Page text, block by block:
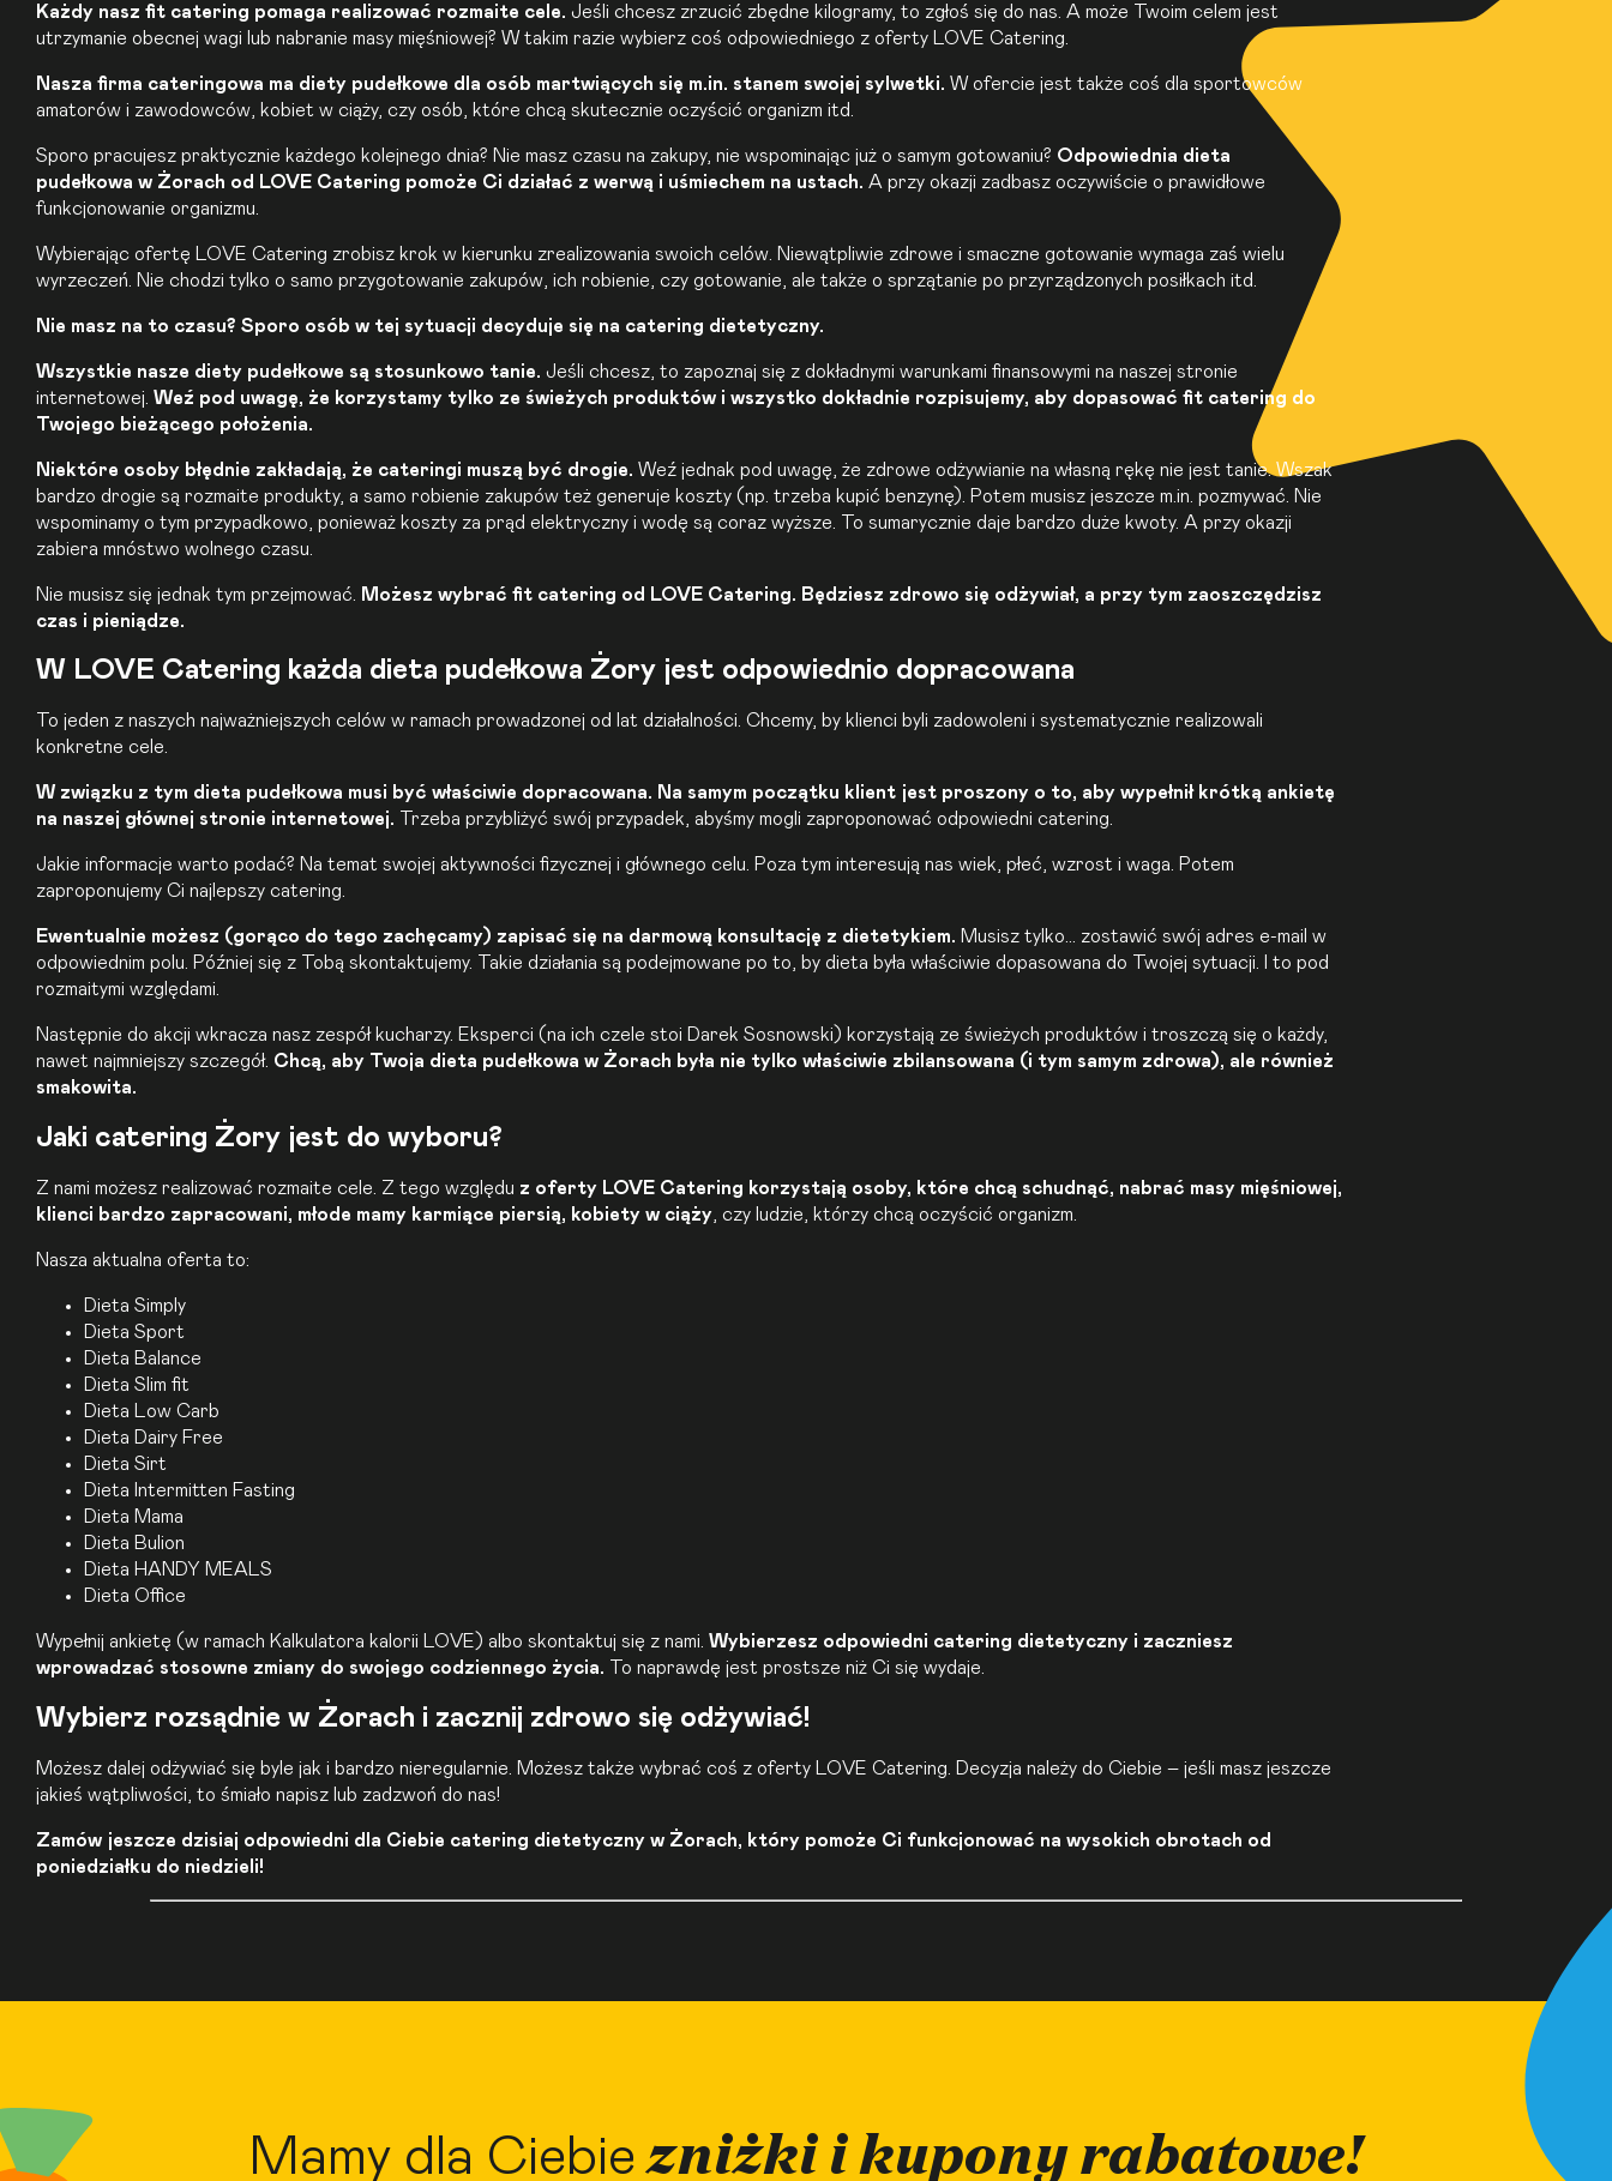
Każdy nasz fit catering pomaga realizować rozmaite cele. Jeśli chcesz zrzucić zbędne kilogramy, to zgłoś się do nas. A może Twoim celem jest
utrzymanie obecnej wagi lub nabranie masy mięśniowej? W takim razie wybierz coś odpowiedniego z oferty LOVE Catering.
Nasza firma cateringowa ma diety pudełkowe dla osób martwiących się m.in. stanem swojej sylwetki. W ofercie jest także coś dla sportowców
amatorów i zawodowców, kobiet w ciąży, czy osób, które chcą skutecznie oczyścić organizm itd.
Sporo pracujesz praktycznie każdego kolejnego dnia? Nie masz czasu na zakupy, nie wspominając już o samym gotowaniu? Odpowiednia dieta
pudełkowa w Żorach od LOVE Catering pomoże Ci działać z werwą i uśmiechem na ustach. A przy okazji zadbasz oczywiście o prawidłowe
funkcjonowanie organizmu.
Wybierając ofertę LOVE Catering zrobisz krok w kierunku zrealizowania swoich celów. Niewątpliwie zdrowe i smaczne gotowanie wymaga zaś wielu
wyrzeczeń. Nie chodzi tylko o samo przygotowanie zakupów, ich robienie, czy gotowanie, ale także o sprzątanie po przyrządzonych posiłkach itd.
Nie masz na to czasu? Sporo osób w tej sytuacji decyduje się na catering dietetyczny.
Wszystkie nasze diety pudełkowe są stosunkowo tanie. Jeśli chcesz, to zapoznaj się z dokładnymi warunkami finansowymi na naszej stronie
internetowej. Weź pod uwagę, że korzystamy tylko ze świeżych produktów i wszystko dokładnie rozpisujemy, aby dopasować fit catering do
Twojego bieżącego położenia.
Niektóre osoby błędnie zakładają, że cateringi muszą być drogie. Weź jednak pod uwagę, że zdrowe odżywianie na własną rękę nie jest tanie. Wszak
bardzo drogie są rozmaite produkty, a samo robienie zakupów też generuje koszty (np. trzeba kupić benzynę). Potem musisz jeszcze m.in. pozmywać. Nie
wspominamy o tym przypadkowo, ponieważ koszty za prąd elektryczny i wodę są coraz wyższe. To sumarycznie daje bardzo duże kwoty. A przy okazji
zabiera mnóstwo wolnego czasu.
Nie musisz się jednak tym przejmować.
Możesz wybrać fit catering od LOVE Catering. Będziesz zdrowo się odżywiał, a przy tym zaoszczędzisz
czas i pieniądze.
W LOVE Catering każda dieta pudełkowa Żory jest odpowiednio dopracowana
To jeden z naszych najważniejszych celów w ramach prowadzonej od lat działalności. Chcemy, by klienci byli zadowoleni i systematycznie realizowali
konkretne cele.
W związku z tym dieta pudełkowa musi być właściwie dopracowana. Na samym początku klient jest proszony o to, aby wypełnił krótką ankietę
na naszej głównej stronie internetowej. Trzeba przybliżyć swój przypadek, abyśmy mogli zaproponować odpowiedni catering.
Jakie informacje warto podać? Na temat swojej aktywności fizycznej i głównego celu. Poza tym interesują nas wiek, płeć, wzrost i waga. Potem
zaproponujemy Ci najlepszy catering.
Ewentualnie możesz (gorąco do tego zachęcamy) zapisać się na darmową konsultację z dietetykiem. Musisz tylko… zostawić swój adres e-mail w
odpowiednim polu. Później się z Tobą skontaktujemy. Takie działania są podejmowane po to, by dieta była właściwie dopasowana do Twojej sytuacji. I to pod
rozmaitymi względami.
Następnie do akcji wkracza nasz zespół kucharzy. Eksperci (na ich czele stoi Darek Sosnowski) korzystają ze świeżych produktów i troszczą się o każdy,
nawet najmniejszy szczegół. Chcą, aby Twoja dieta pudełkowa w Żorach była nie tylko właściwie zbilansowana (i tym samym zdrowa), ale również
smakowita.
Jaki catering Żory jest do wyboru?
Z nami możesz realizować rozmaite cele. Z tego względu z oferty LOVE Catering korzystają osoby, które chcą schudnąć, nabrać masy mięśniowej,
klienci bardzo zapracowani, młode mamy karmiące piersią, kobiety w ciąży, czy ludzie, którzy chcą oczyścić organizm.
Nasza aktualna oferta to:
Dieta Simply
Dieta Sport
Dieta Balance
Dieta Slim fit
Dieta Low Carb
Dieta Dairy Free
Dieta Sirt
Dieta Intermitten Fasting
Dieta Mama
Dieta Bulion
Dieta HANDY MEALS
Dieta Office
Wypełnij ankietę (w ramach Kalkulatora kalorii LOVE) albo skontaktuj się z nami. Wybierzesz odpowiedni catering dietetyczny i zaczniesz
wprowadzać stosowne zmiany do swojego codziennego życia. To naprawdę jest prostsze niż Ci się wydaje.
Wybierz rozsądnie w Żorach i zacznij zdrowo się odżywiać!
Możesz dalej odżywiać się byle jak i bardzo nieregularnie. Możesz także wybrać coś z oferty LOVE Catering. Decyzja należy do Ciebie – jeśli masz jeszcze
jakieś wątpliwości, to śmiało napisz lub zadzwoń do nas!
Zamów jeszcze dzisiaj odpowiedni dla Ciebie catering dietetyczny w Żorach, który pomoże Ci funkcjonować na wysokich obrotach od
poniedziałku do niedzieli!
Mamy dla Ciebie zniżki i kupony rabatowe!